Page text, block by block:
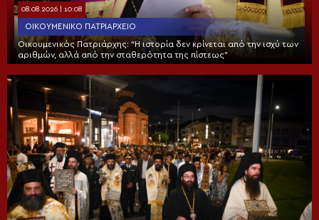
08.08.2026 | 10:08
ΟΙΚΟΥΜΕΝΙΚΌ ΠΑΤΡΙΑΡΧΕΊΟ
Οικουμενικός Πατριάρχης: “Η ιστορία δεν κρίνεται από την ισχύ των
αριθμών, αλλά από την σταθερότητα της πίστεως”